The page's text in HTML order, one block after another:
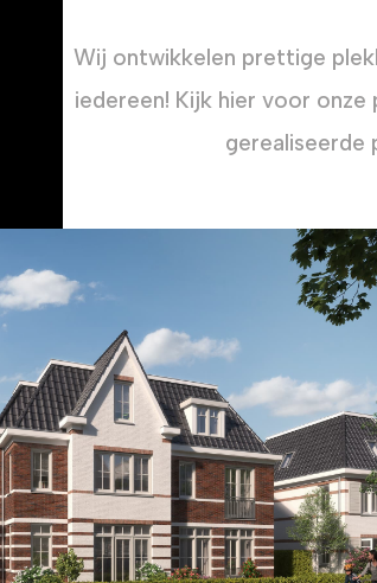
Wij ontwikkelen prettige
iedereen! Kijk hier voor
gerealiseerde